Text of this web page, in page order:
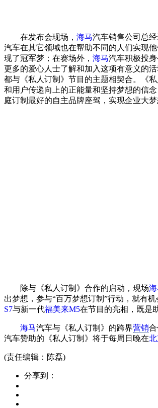
在发布会现场， 海马汽车销售公司总
汽车在其它领域也在帮助不同的人们实现他
现了冠军梦；在赛场外， 海马汽车积极投
更多的爱心人士了解和加入这项有意义的
都与《私人订制》节目的主题相契合。《
和用户传递向上的正能量和坚持梦想的信
庭订制最好的自主品牌座驾，实现企业大梦
除与《私人订制》合作的启动，现场海
出梦想，参与“百万梦想订制”行动，就有
S7与新一代福美来M5在节目的亮相，既是
海马汽车与《私人订制》的跨界营销
汽车赞助的《私人订制》将于每周日晚在
(责任编辑：陈磊)
分享到：